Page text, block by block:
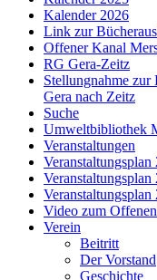
Kalender 2026
Link zur
Offener Kanal
RG Gera-Zeitz
Stellungnahme
Gera nach Zeitz
Suche
Umweltbibliothek
Veranstaltungen
Veranstaltungsplan
Veranstaltungsplan
Veranstaltungsplan
Video zum
Verein
Beitritt
Der Vorstand
Geschichte